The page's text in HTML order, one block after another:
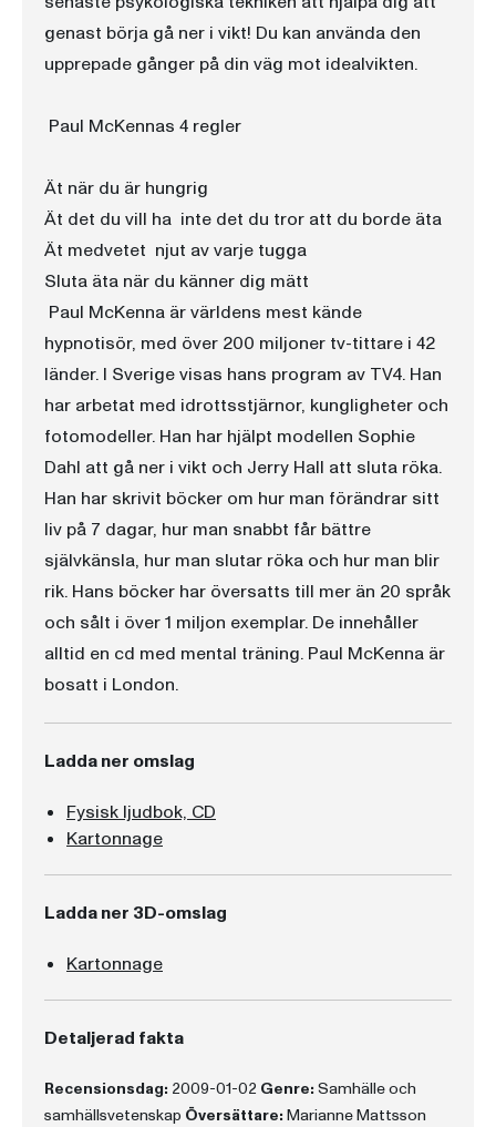
genast börja gå ner i vikt! Du kan använda den
upprepade gånger på din väg mot idealvikten.
Paul McKennas 4 regler
Ät när du är hungrig
Ät det du vill ha  inte det du tror att du borde äta
Ät medvetet  njut av varje tugga
Sluta äta när du känner dig mätt
Paul McKenna är världens mest kände
hypnotisör, med över 200 miljoner tv-tittare i 42
länder. I Sverige visas hans program av TV4. Han
har arbetat med idrottsstjärnor, kungligheter och
fotomodeller. Han har hjälpt modellen Sophie
Dahl att gå ner i vikt och Jerry Hall att sluta röka.
Han har skrivit böcker om hur man förändrar sitt
liv på 7 dagar, hur man snabbt får bättre
självkänsla, hur man slutar röka och hur man blir
rik. Hans böcker har översatts till mer än 20 språk
och sålt i över 1 miljon exemplar. De innehåller
alltid en cd med mental träning. Paul McKenna är
bosatt i London.
Ladda ner omslag
Fysisk ljudbok, CD
Kartonnage
Ladda ner 3D-omslag
Kartonnage
Detaljerad fakta
Recensionsdag: 2009-01-02 Genre: Samhälle och
samhällsvetenskap Översättare: Marianne Mattsson